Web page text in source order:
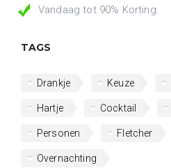
Vandaag tot 90% Korting.
TAGS
Drankje Keuze
Hartje Cocktail
Personen Fletcher
Overnachting